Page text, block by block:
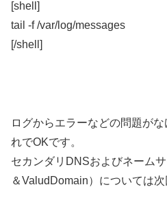
[shell]
tail -f /var/log/messages
[/shell]
ログからエラーなどの問題が
れでOKです。
セカンダリDNSおよびネーム
＆ValudDomain）については次